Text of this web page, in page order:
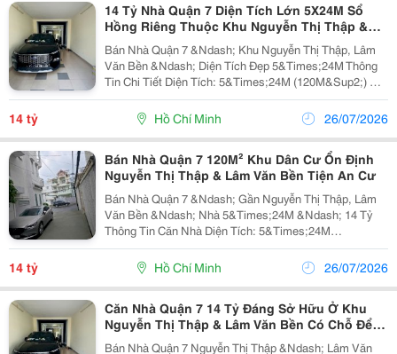
14 Tỷ Nhà Quận 7 Diện Tích Lớn 5X24M Sổ
Hồng Riêng Thuộc Khu Nguyễn Thị Thập &
Lâm Văn Bền Có Chỗ Xe Hơi
Bán Nhà Quận 7 &Ndash; Khu Nguyễn Thị Thập, Lâm
Văn Bền &Ndash; Diện Tích Đẹp 5&Times;24M Thông
Tin Chi Tiết Diện Tích: 5&Times;24M (120M&Sup2;) Giá
Bán: 14 Tỷ Có Chỗ Để Xe Hơi Pháp Lý: Sổ Hồng Riêng
Mô Tả Nhà Nhà Nằm Tại Vị Trí...
14 tỷ Hồ Chí Minh 26/07/2026
Bán Nhà Quận 7 120M² Khu Dân Cư Ổn Định
Nguyễn Thị Thập & Lâm Văn Bền Tiện An Cư
Bán Nhà Quận 7 &Ndash; Gần Nguyễn Thị Thập, Lâm
Văn Bền &Ndash; Nhà 5&Times;24M &Ndash; 14 Tỷ
Thông Tin Căn Nhà Diện Tích: 5&Times;24M
(120M&Sup2;) Giá Bán: 14 Tỷ Có Chỗ Để Xe Hơi Pháp
Lý: Sổ Hồng Riêng Giới Thiệu Căn Nhà Sở Hữu Diện...
14 tỷ Hồ Chí Minh 26/07/2026
Căn Nhà Quận 7 14 Tỷ Đáng Sở Hữu Ở Khu
Nguyễn Thị Thập & Lâm Văn Bền Có Chỗ Để
Xe Hơi Diện Tích 120M²
Bán Nhà Quận 7 Nguyễn Thị Thập &Ndash; Lâm Văn